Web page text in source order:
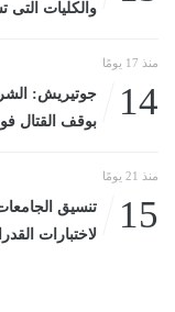
والكليات التى
منذ 17 يومًا
14
جوتيريش:
بوقف القتال
منذ 21 يومًا
15
لاختبارات